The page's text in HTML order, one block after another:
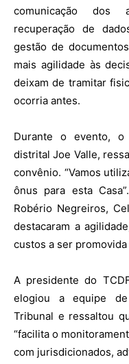
comunicação dos
recuperação de
gestão de
mais agilidade às
deixam de tramitar
ocorria antes.
Durante o evento, o
distrital Joe Valle,
convênio. “Vamos
ônus para esta
Robério Negreiros,
destacaram a
custos a ser
A presidente do
elogiou a equipe
Tribunal e ressaltou
“facilita o
com jurisdicionados,